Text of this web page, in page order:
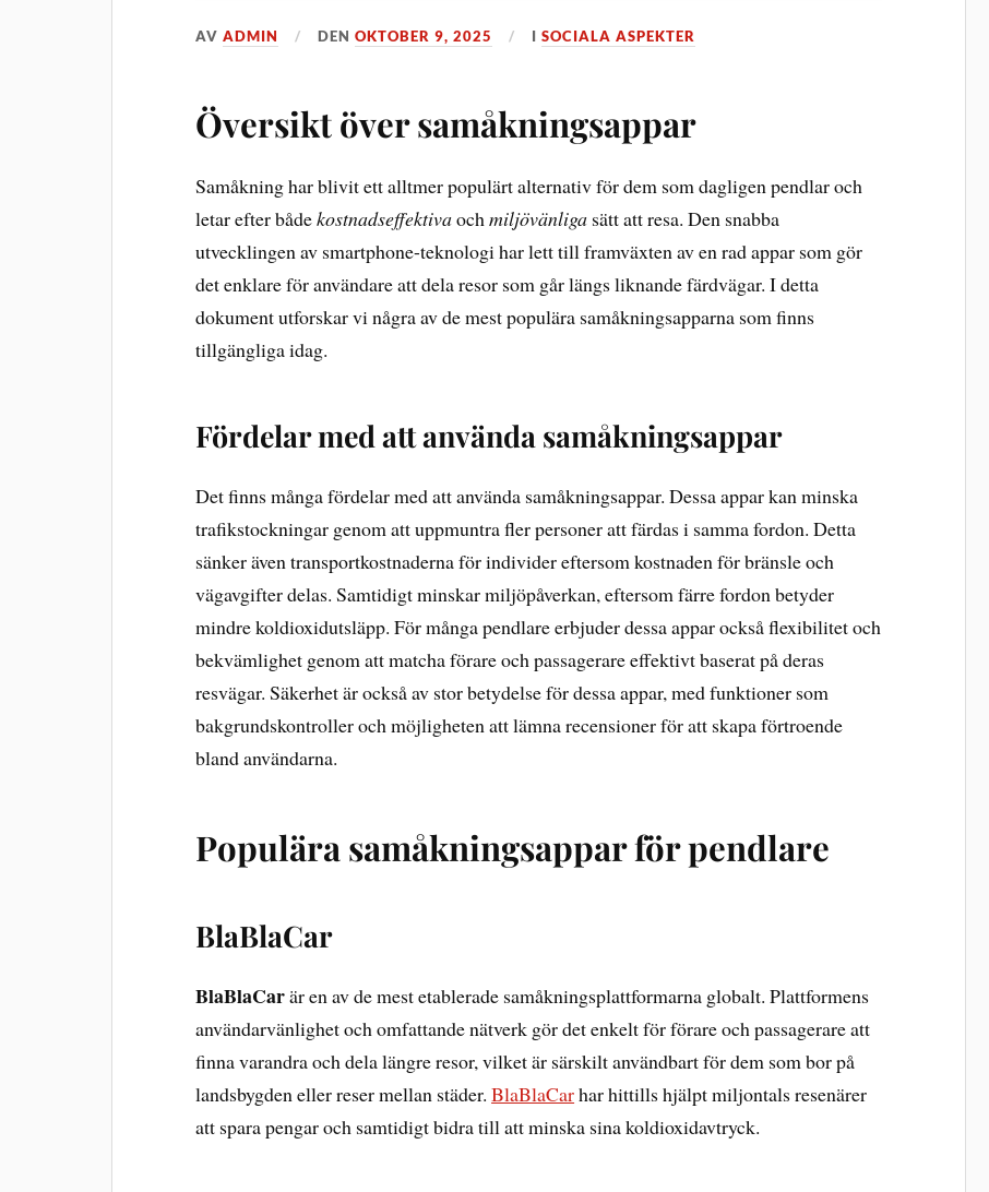
AVADMIN DENOKTOBER 9, 2025 ISOCIALA ASPEKTER
Översikt över samåkningsappar
Samåkning har blivit ett alltmer populärt alternativ för dem som dagligen pendlar och
letar efter bådekostnadseffektivaochmiljövänliga sätt att resa. Den snabba
utvecklingen av smartphone-teknologi har lett till framväxten av en rad appar som gör
det enklare för användare att dela resor som går längs liknande färdvägar. I detta
dokument utforskar vi några av de mest populära samåkningsapparna som finns
tillgängliga idag.
Fördelar med att använda samåkningsappar
Det finns många fördelar med att använda samåkningsappar. Dessa appar kan minska
trafikstockningar genom att uppmuntra fler personer att färdas i samma fordon. Detta
sänker även transportkostnaderna för individer eftersom kostnaden för bränsle och
vägavgifter delas. Samtidigt minskar miljöpåverkan, eftersom färre fordon betyder
mindre koldioxidutsläpp. För många pendlare erbjuder dessa appar också flexibilitet och
bekvämlighet genom att matcha förare och passagerare effektivt baserat på deras
resvägar. Säkerhet är också av stor betydelse för dessa appar, med funktioner som
bakgrundskontroller och möjligheten att lämna recensioner för att skapa förtroende
bland användarna.
Populära samåkningsappar för pendlare
BlaBlaCar
BlaBlaCarär en av de mest etablerade samåkningsplattformarna globalt. Plattformens
användarvänlighet och omfattande nätverk gör det enkelt för förare och passagerare att
finna varandra och dela längre resor, vilket är särskilt användbart för dem som bor på
landsbygden eller reser mellan städer.BlaBlaCarhar hittills hjälpt miljontals resenärer
att spara pengar och samtidigt bidra till att minska sina koldioxidavtryck.